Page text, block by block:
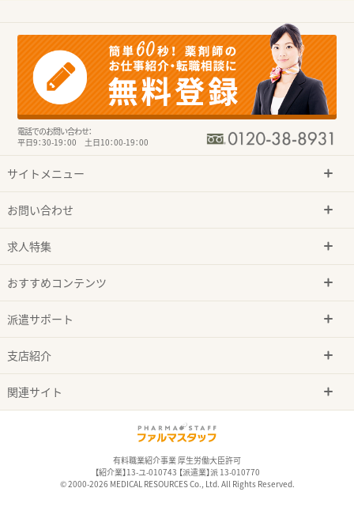
電話でのお問い合わせ：
平日9：30-19：00 土日10：00-19：00
サイトメニュー
お問い合わせ
求人特集
おすすめコンテンツ
派遣サポート
支店紹介
関連サイト
有料職業紹介事業 厚生労働大臣許可
【紹介業】13-ユ-010743 【派遣業】派 13-010770
© 2000-2026 MEDICAL RESOURCES Co., Ltd. All Rights Reserved.